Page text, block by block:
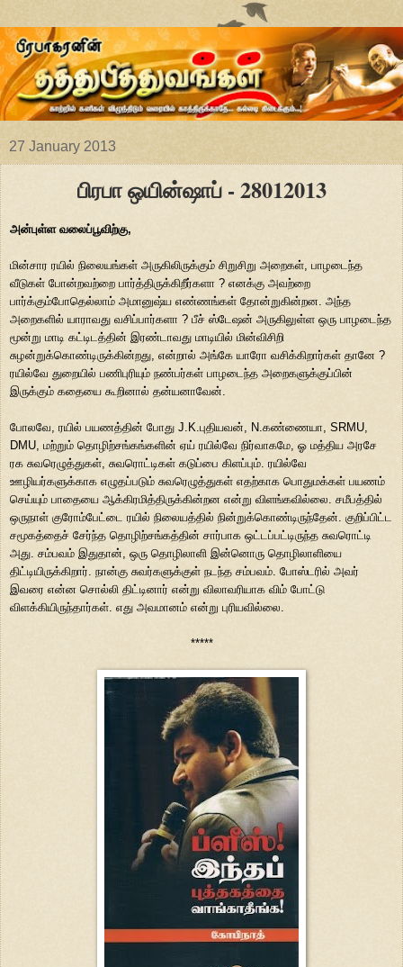
27 January 2013
பிரபா ஒயின்ஷாப் - 28012013
அன்புள்ள வலைப்பூவிற்கு,
மின்சார ரயில் நிலையங்கள் அருகிலிருக்கும் சிறுசிறு அறைகள், பாழடைந்த
வீடுகள் போன்றவற்றை பார்த்திருக்கிறீர்களா ? எனக்கு அவற்றை
பார்க்கும்போதெல்லாம் அமானுஷ்ய எண்ணங்கள் தோன்றுகின்றன. அந்த
அறைகளில் யாராவது வசிப்பார்களா ? பீச் ஸ்டேஷன் அருகிலுள்ள ஒரு பாழடைந்த
மூன்று மாடி கட்டிடத்தின் இரண்டாவது மாடியில் மின்விசிறி
சுழன்றுக்கொண்டிருக்கின்றது, என்றால் அங்கே யாரோ வசிக்கிறார்கள் தானே ?
ரயில்வே துறையில் பணிபுரியும் நண்பர்கள் பாழடைந்த அறைகளுக்குப்பின்
இருக்கும் கதையை கூறினால் தன்யனாவேன்.
போலவே, ரயில் பயணத்தின் போது J.K.புதியவன், N.கண்ணையா, SRMU,
DMU, மற்றும் தொழிற்சங்கங்களின் ஏய் ரயில்வே நிர்வாகமே, ஓ மத்திய அரசே
ரக சுவரெழுத்துகள், சுவரொட்டிகள் கடுப்பை கிளப்பும். ரயில்வே
ஊழியர்களுக்காக எழுதப்படும் சுவரெழுத்துகள் எதற்காக பொதுமக்கள் பயணம்
செய்யும் பாதையை ஆக்கிரமித்திருக்கின்றன என்று விளங்கவில்லை. சமீபத்தில்
ஒருநாள் குரோம்பேட்டை ரயில் நிலையத்தில் நின்றுக்கொண்டிருந்தேன். குறிப்பிட்ட
சமூகத்தைச் சேர்ந்த தொழிற்சங்கத்தின் சார்பாக ஒட்டப்பட்டிருந்த சுவரொட்டி
அது. சம்பவம் இதுதான், ஒரு தொழிலாளி இன்னொரு தொழிலாளியை
திட்டியிருக்கிறார். நான்கு சுவர்களுக்குள் நடந்த சம்பவம். போஸ்டரில் அவர்
இவரை என்ன சொல்லி திட்டினார் என்று விலாவரியாக விம் போட்டு
விளக்கியிருந்தார்கள். எது அவமானம் என்று புரியவில்லை.
*****